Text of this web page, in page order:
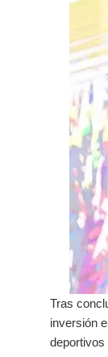
Tras
inversión
deportivos